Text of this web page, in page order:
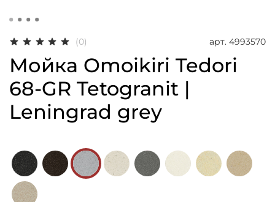
(0) арт. 4993570
Мойка Omoikiri Tedori
68-GR Tetogranit |
Leningrad grey